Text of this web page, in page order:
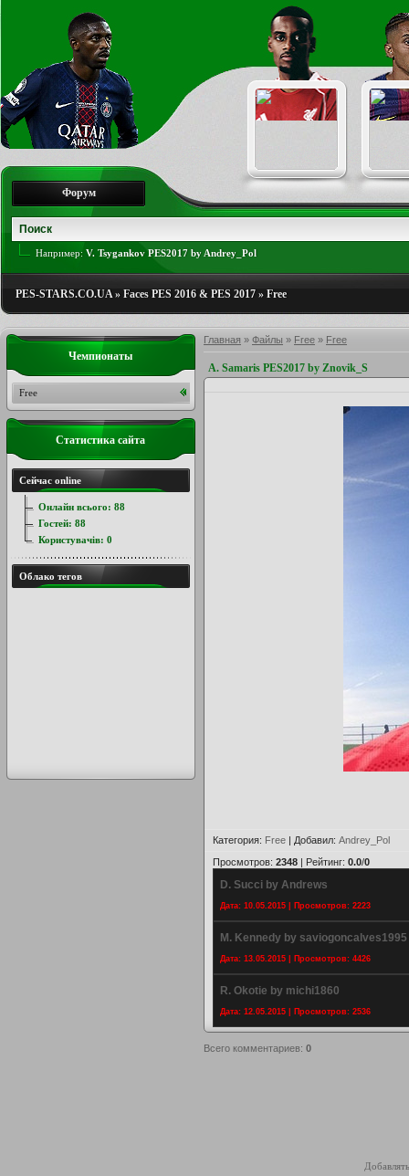
Форум
Например: V. Tsygankov PES2017 by Andrey_Pol
PES-STARS.CO.UA» Faces PES 2016 & PES 2017 » Free
Главная » Файлы » Free » Free
A. Samaris PES2017 by Znovik_S
Категория: Free | Добавил: Andrey_Pol
Просмотров: 2348 | Рейтинг: 0.0/0
D. Succi by Andrews
Дата: 10.05.2015 | Просмотров: 2223
M. Kennedy by saviogoncalves1995
Дата: 13.05.2015 | Просмотров: 4426
R. Okotie by michi1860
Дата: 12.05.2015 | Просмотров: 2536
Всего комментариев: 0
Чемпионаты
Free
Статистика сайта
Сейчас online
Онлайн всього: 88
Гостей: 88
Користувачів: 0
Облако тегов